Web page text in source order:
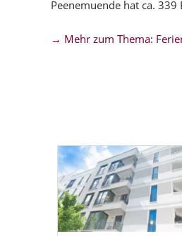
Peenemuende hat ca.
→ Mehr zum Thema: